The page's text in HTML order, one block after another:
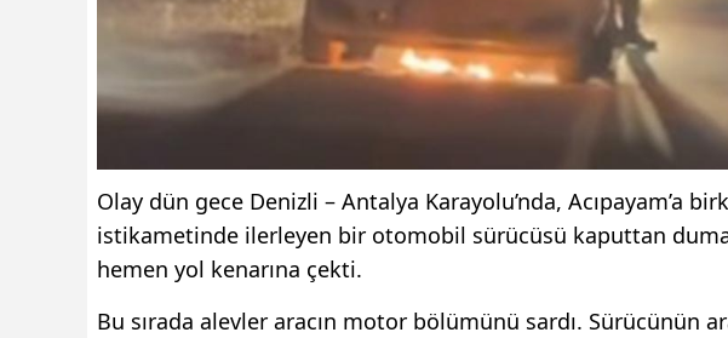
Olay dün gece Denizli – Antalya Karayolu’nda, Acıpayam’a
istikametinde ilerleyen bir otomobil sürücüsü kaputtan
hemen yol kenarına çekti.
Bu sırada alevler aracın motor bölümünü sardı. Sürücünün